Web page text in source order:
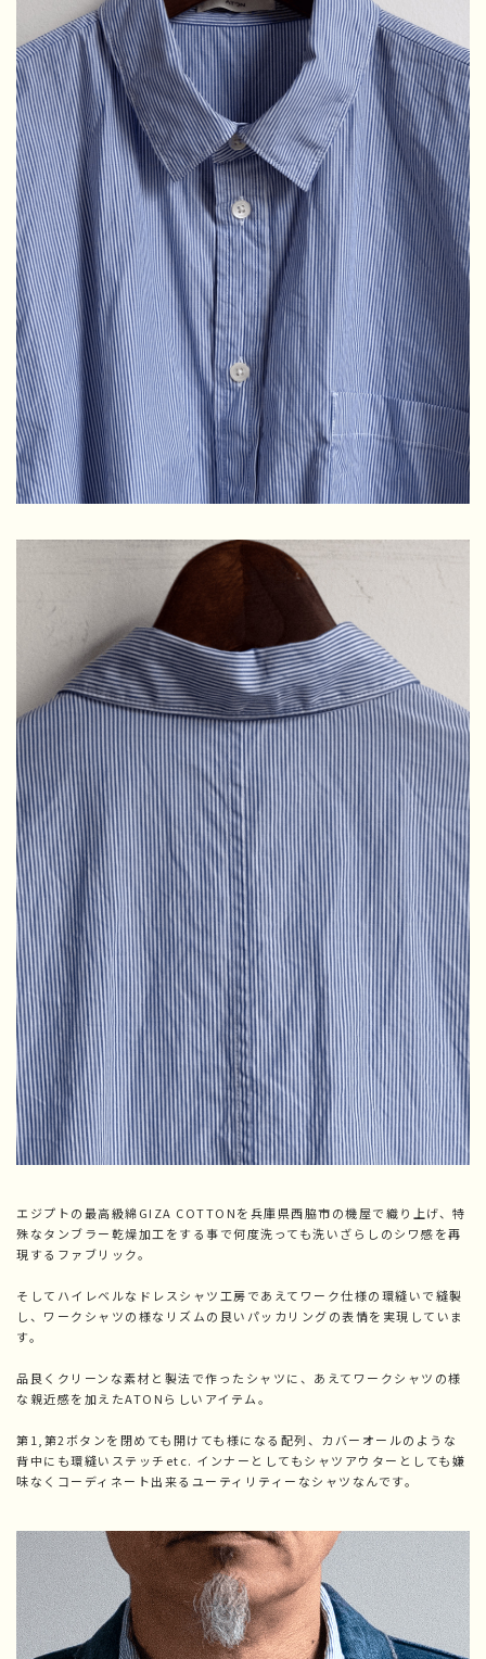
エジプトの最高級綿GIZA COTTONを兵庫県西脇市の機屋で織り上げ、特
殊なタンブラー乾燥加工をする事で何度洗っても洗いざらしのシワ感を再
現するファブリック。
そしてハイレベルなドレスシャツ工房であえてワーク仕様の環縫いで縫製
し、ワークシャツの様なリズムの良いパッカリングの表情を実現していま
す。
品良くクリーンな素材と製法で作ったシャツに、あえてワークシャツの様
な親近感を加えたATONらしいアイテム。
第1,第2ボタンを閉めても開けても様になる配列、カバーオールのような
背中にも環縫いステッチetc. インナーとしてもシャツアウターとしても嫌
味なくコーディネート出来るユーティリティーなシャツなんです。